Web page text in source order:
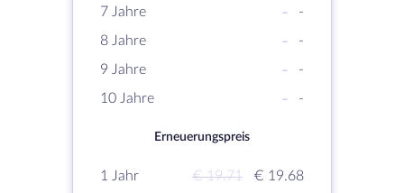
7 Jahre
-
-
8 Jahre
-
-
9 Jahre
-
-
10 Jahre
- -
Erneuerungspreis
1 Jahr € 19.71
€ 19.68